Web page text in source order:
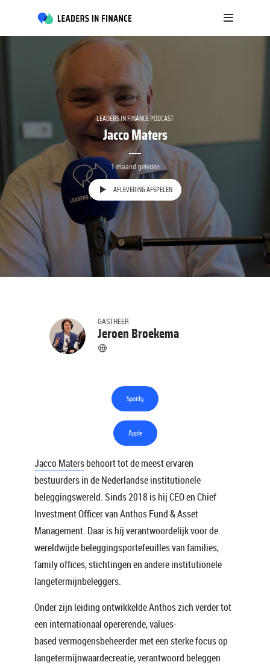
LEADERS IN FINANCE PODCAST
Jacco Maters
1 maand geleden
AFLEVERING AFSPELEN
GASTHEER
Jeroen Broekema
Spotify
Apple
Jacco Matersbehoort tot de meest ervaren
bestuurders in de Nederlandse institutionele
beleggingswereld. Sinds 2018 is hij CEO en Chief
Investment Officer van Anthos Fund & Asset
Management. Daar is hij verantwoordelijk voor de
wereldwijde beleggingsportefeuilles van families,
family offices, stichtingen en andere institutionele
langetermijnbeleggers.
Onder zijn leiding ontwikkelde Anthos zich verder tot
een internationaal opererende, values-
based vermogensbeheerder met een sterke focus op
langetermijnwaardecreatie, verantwoord beleggen